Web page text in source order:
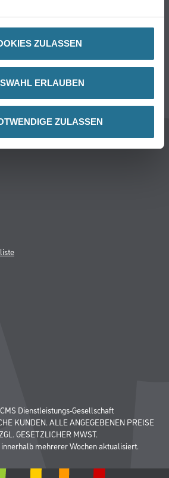
ZULASSEN
ERLAUBEN
ZULASSEN
Dienstleistungs-Gesellschaft
KUNDEN. ALLE ANGEGEBENEN PREISE
GESETZLICHER MWST.
mehrerer Wochen aktualisiert.